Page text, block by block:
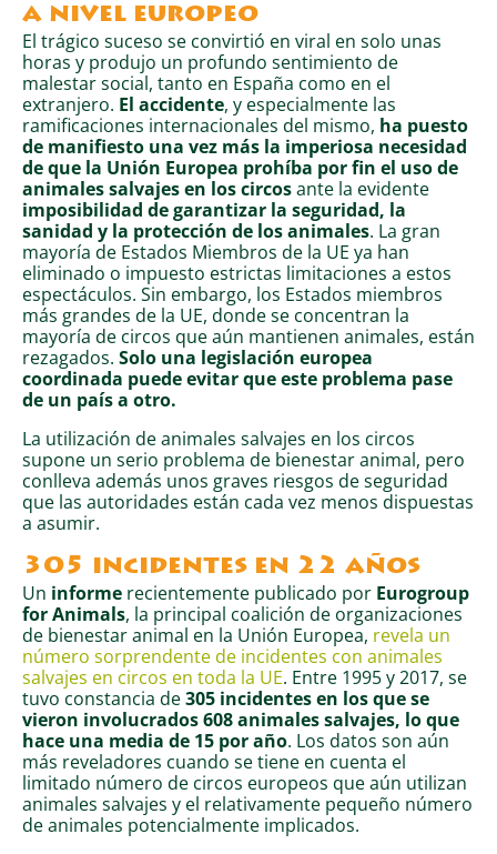
a nivel europeo
El trágico suceso se convirtió en viral en solo unas
horas y produjo un profundo sentimiento de
malestar social, tanto en España como en el
extranjero. El accidente, y especialmente las
ramificaciones internacionales del mismo, ha puesto
de manifiesto una vez más la imperiosa necesidad
de que la Unión Europea prohíba por fin el uso de
animales salvajes en los circosante la evidente
imposibilidad de garantizar la seguridad, la
sanidad y la protección de los animales. La gran
mayoría de Estados Miembros de la UE ya han
eliminado o impuesto estrictas limitaciones a estos
espectáculos. Sin embargo, los Estados miembros
más grandes de la UE, donde se concentran la
mayoría de circos que aún mantienen animales, están
rezagados. Solo una legislación europea
coordinada puede evitar que este problema pase
de un país a otro.
La utilización de animales salvajes en los circos
supone un serio problema de bienestar animal, pero
conlleva además unos graves riesgos de seguridad
que las autoridades están cada vez menos dispuestas
a asumir.
305 incidentes en 22 años
Un informe recientemente publicado por Eurogroup
for Animals, la principal coalición de organizaciones
de bienestar animal en la Unión Europea, revela un
número sorprendente de incidentes con animales
salvajes en circos en toda la UE. Entre 1995 y 2017, se
tuvo constancia de305 incidentes en los que se
vieron involucrados 608 animales salvajes, lo que
hace una media de 15 por año. Los datos son aún
más reveladores cuando se tiene en cuenta el
limitado número de circos europeos que aún utilizan
animales salvajes y el relativamente pequeño número
de animales potencialmente implicados.